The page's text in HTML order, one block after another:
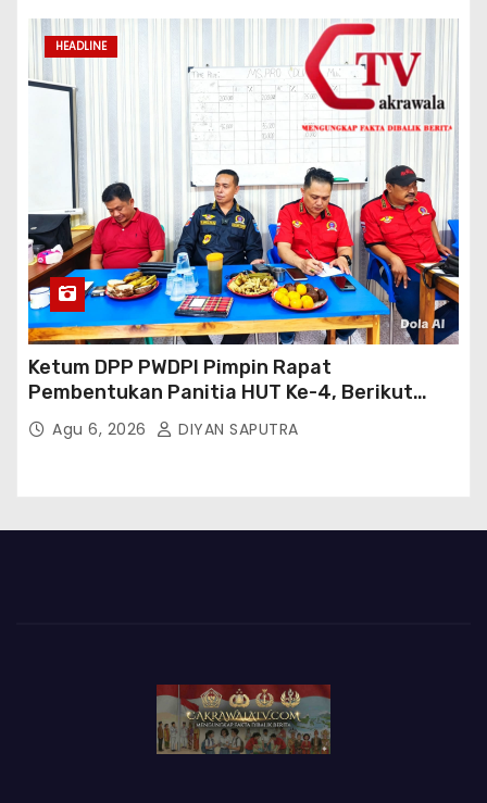
HEADLINE
Ketum DPP PWDPI Pimpin Rapat
Pembentukan Panitia HUT Ke-4, Berikut
Susunan Dan Rangkaian Kegiatannya
Agu 6, 2026 DIYAN SAPUTRA